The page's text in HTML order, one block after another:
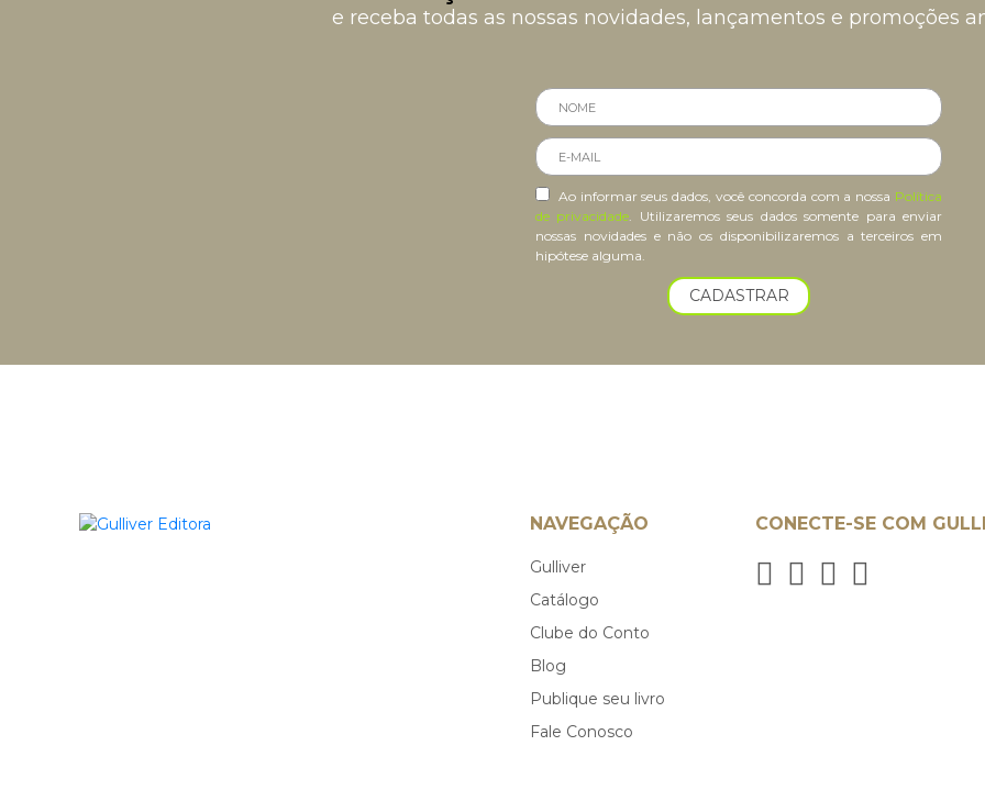
e receba todas as nossas novidades, lançamentos e promoções
Ao informar seus dados, você concorda com a nossa Política
de privacidade. Utilizaremos seus dados somente para enviar
nossas novidades e não os disponibilizaremos a terceiros em
hipótese alguma.
CADASTRAR
NAVEGAÇÃO
Gulliver
Catálogo
Clube do Conto
Blog
Publique seu livro
Fale Conosco
CONECTE-SE COM